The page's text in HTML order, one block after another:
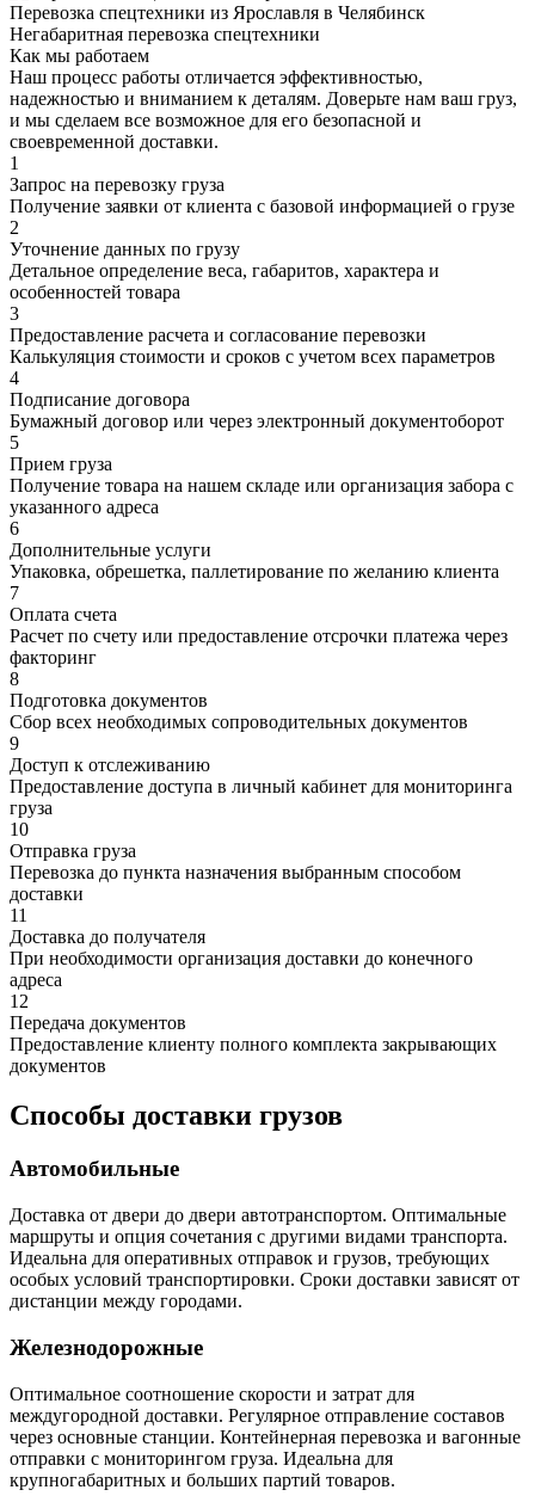
Перевозка спецтехники из Ярославля в Челябинск
Негабаритная перевозка спецтехники
Как мы работаем
Наш процесс работы отличается эффективностью,
надежностью и вниманием к деталям. Доверьте нам ваш груз,
и мы сделаем все возможное для его безопасной и
своевременной доставки.
1
Запрос на перевозку груза
Получение заявки от клиента с базовой информацией о грузе
2
Уточнение данных по грузу
Детальное определение веса, габаритов, характера и
особенностей товара
3
Предоставление расчета и согласование перевозки
Калькуляция стоимости и сроков с учетом всех параметров
4
Подписание договора
Бумажный договор или через электронный документоборот
5
Прием груза
Получение товара на нашем складе или организация забора с
указанного адреса
6
Дополнительные услуги
Упаковка, обрешетка, паллетирование по желанию клиента
7
Оплата счета
Расчет по счету или предоставление отсрочки платежа через
факторинг
8
Подготовка документов
Сбор всех необходимых сопроводительных документов
9
Доступ к отслеживанию
Предоставление доступа в личный кабинет для мониторинга
груза
10
Отправка груза
Перевозка до пункта назначения выбранным способом
доставки
11
Доставка до получателя
При необходимости организация доставки до конечного
адреса
12
Передача документов
Предоставление клиенту полного комплекта закрывающих
документов
Способы доставки грузов
Автомобильные
Доставка от двери до двери автотранспортом. Оптимальные
маршруты и опция сочетания с другими видами транспорта.
Идеальна для оперативных отправок и грузов, требующих
особых условий транспортировки. Сроки доставки зависят от
дистанции между городами.
Железнодорожные
Оптимальное соотношение скорости и затрат для
междугородной доставки. Регулярное отправление составов
через основные станции. Контейнерная перевозка и вагонные
отправки с мониторингом груза. Идеальна для
крупногабаритных и больших партий товаров.